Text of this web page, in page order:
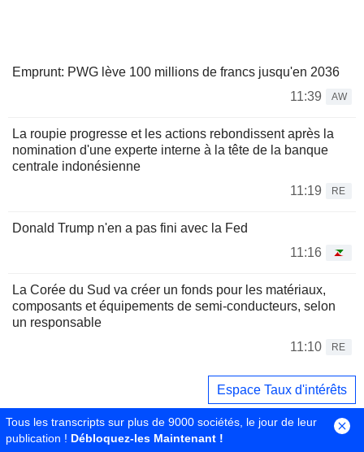
Emprunt: PWG lève 100 millions de francs jusqu'en 2036
11:39
AW
La roupie progresse et les actions rebondissent après la
nomination d'une experte interne à la tête de la banque
centrale indonésienne
11:19
RE
Donald Trump n'en a pas fini avec la Fed
11:16
La Corée du Sud va créer un fonds pour les matériaux,
composants et équipements de semi-conducteurs, selon
un responsable
11:10
RE
Espace Taux d'intérêts
Tous les transcripts sur plus de 9000 sociétés, le jour de leur
publication ! Débloquez-les Maintenant !